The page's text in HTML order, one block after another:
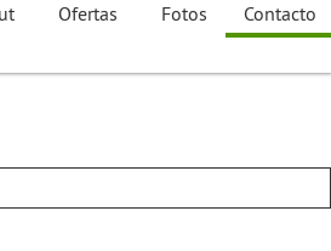
Ofertas Fotos Contacto